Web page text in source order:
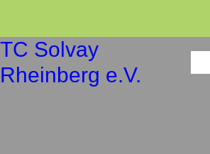
Inhalt
springen
TC Solvay
Rheinberg e.V.